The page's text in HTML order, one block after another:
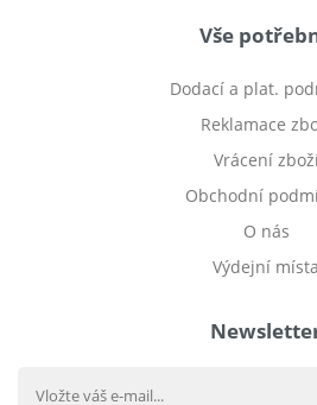
Vše
Dodací a plat.
Reklamace
Vrácení
Obchodní
O nás
Výdejní místa